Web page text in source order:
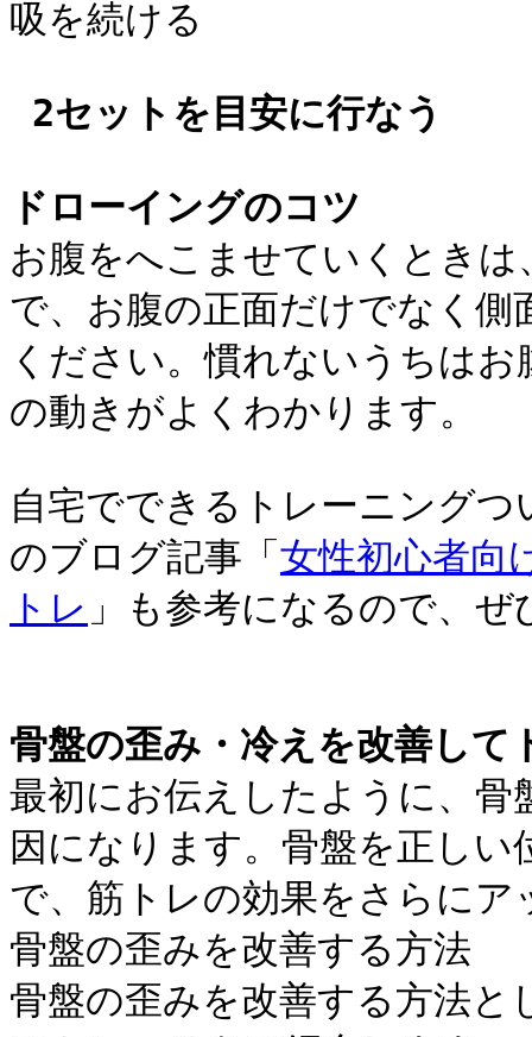
吸を続ける
2セットを目安に行なう
ドローイングのコツ
お腹をへこませていくとき
で、お腹の正面だけでなく
ください。慣れないうちは
の動きがよくわかります。
自宅でできるトレーニングつ
のブログ記事「 女性初心者向
トレ 」も参考になるので、
骨盤の歪み・冷えを改善し
最初にお伝えしたように、
因になります。骨盤を正し
で、筋トレの効果をさらに
骨盤の歪みを改善する方法
骨盤の歪みを改善する方法